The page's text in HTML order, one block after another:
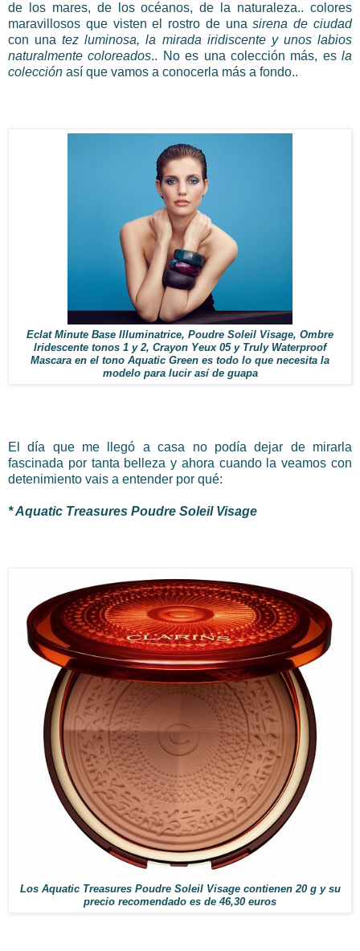
de los mares, de los océanos, de la naturaleza.. colores
maravillosos que visten el rostro de unasirena de ciudad
con una tez luminosa, la mirada iridiscente y unos labios
naturalmente coloreados.. No es una colección más, es la
colección así que vamos a conocerla más a fondo..
Eclat Minute Base Illuminatrice, Poudre Soleil Visage, Ombre
Iridescente tonos 1 y 2, Crayon Yeux 05 y Truly Waterproof
Mascara en el tono Aquatic Green es todo lo que necesita la
modelo para lucir así de guapa
El día que me llegó a casa no podía dejar de mirarla
fascinada por tanta belleza y ahora cuando la veamos con
detenimiento vais a entender por qué:
* Aquatic Treasures Poudre Soleil Visage
Los Aquatic Treasures Poudre Soleil Visage contienen 20 g y su
precio recomendado es de 46,30 euros